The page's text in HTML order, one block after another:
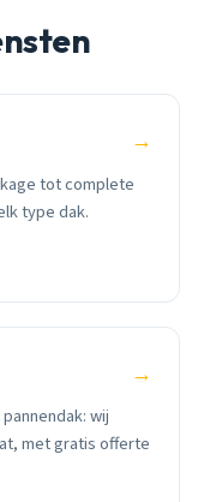
→
tot complete
type dak.
→
wij
met gratis offerte